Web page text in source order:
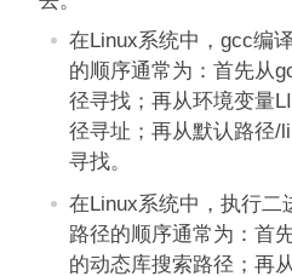
在Linux系统中，gcc编
的顺序通常为：首先从
径寻找；再从环境变量
径寻址；再从默认路径/
寻找。
在Linux系统中，执行二
路径的顺序通常为：首
的动态库搜索路径；再